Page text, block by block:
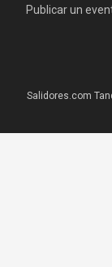
Publicar un
Salidores.com